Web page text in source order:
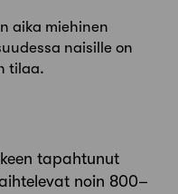
aika miehinen
naisille on
tilaa.
tapahtunut
noin 800–